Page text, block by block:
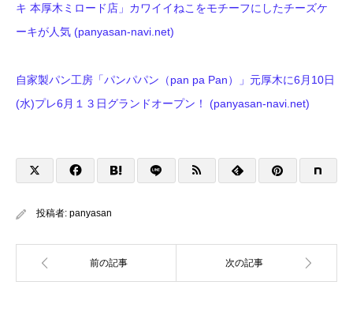
キ 本厚木ミロード店」カワイイねこをモチーフにしたチーズケ
ーキが人気 (panyasan-navi.net)
自家製パン工房「パンパパン（pan pa Pan）」元厚木に6月10日
(水)プレ6月１３日グランドオープン！ (panyasan-navi.net)
投稿者: panyasan